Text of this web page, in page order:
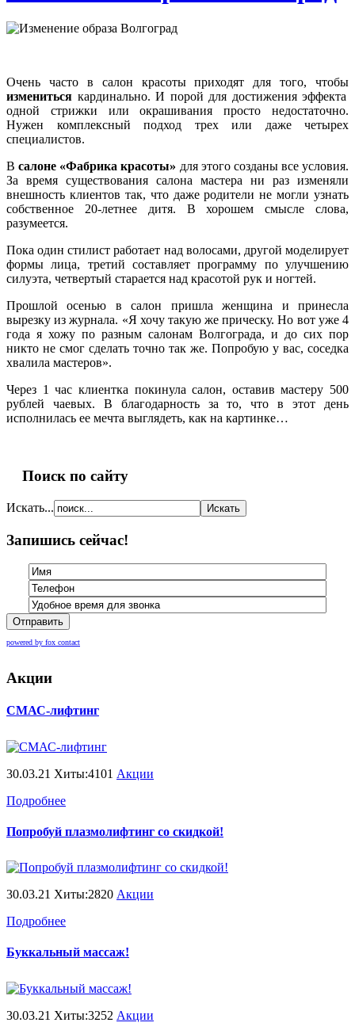
Очень часто в салон красоты приходят для того, чтобы
измениться кардинально. И порой для достижения эффекта
одной стрижки или окрашивания просто недостаточно.
Нужен комплексный подход трех или даже четырех
специалистов.
Всалоне «Фабрика красоты» для этого созданы все условия.
За время существования салона мастера ни раз изменяли
внешность клиентов так, что даже родители не могли узнать
собственное 20-летнее дитя. В хорошем смысле слова,
разумеется.
Пока один стилист работает над волосами, другой моделирует
формы лица, третий составляет программу по улучшению
силуэта, четвертый старается над красотой рук и ногтей.
Прошлой осенью в салон пришла женщина и принесла
вырезку из журнала. «Я хочу такую же прическу. Но вот уже 4
года я хожу по разным салонам Волгограда, и до сих пор
никто не смог сделать точно так же. Попробую у вас, соседка
хвалила мастеров».
Через 1 час клиентка покинула салон, оставив мастеру 500
рублей чаевых. В благодарность за то, что в этот день
исполнилась ее мечта выглядеть, как на картинке…
Поиск по сайту
Искать...
Запишись сейчас!
Отправить
powered by fox contact
Акции
СМАС-лифтинг
30.03.21 Хиты:4101 Акции
Подробнее
Попробуй плазмолифтинг со скидкой!
30.03.21 Хиты:2820 Акции
Подробнее
Буккальный массаж!
30.03.21 Хиты:3252 Акции